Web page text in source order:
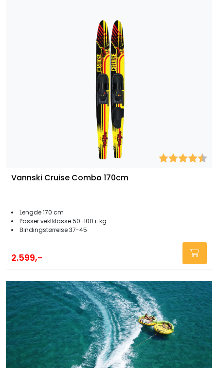
Karakter:
Vannski Cruise Combo 170cm
Lengde 170 cm
Passer vektklasse 50-100+ kg
Bindingstørrelse 37-45
2.599,-